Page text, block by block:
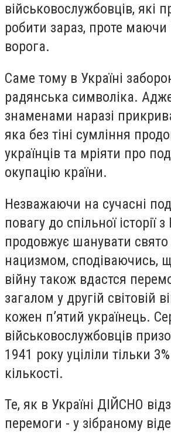
військовослужбовців, які
робити зараз, проте маючи
ворога.
Саме тому в Україні
радянська символіка.
знаменами наразі
яка без тіні сумління
українців та мріяти про
окупацію країни.
Незважаючи на сучасні
повагу до спільної історії з
продовжує шанувати
нацизмом, сподіваючись,
війну також вдастся
загалом у другій світовій
кожен п’ятий українець.
військовослужбовців
1941 року уціліли тільки
кількості.
Те, як в Україні ДІЙСНО
перемоги - у зібраному